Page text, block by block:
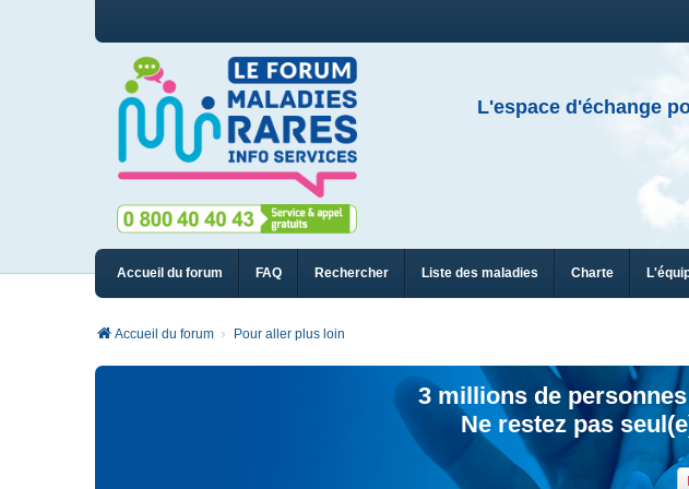
L'espace d'échange
Accueil du forum FAQ Rechercher Liste des maladies Charte
Accueil du forum Pour aller plus loin
3 millions de
Ne restez pas